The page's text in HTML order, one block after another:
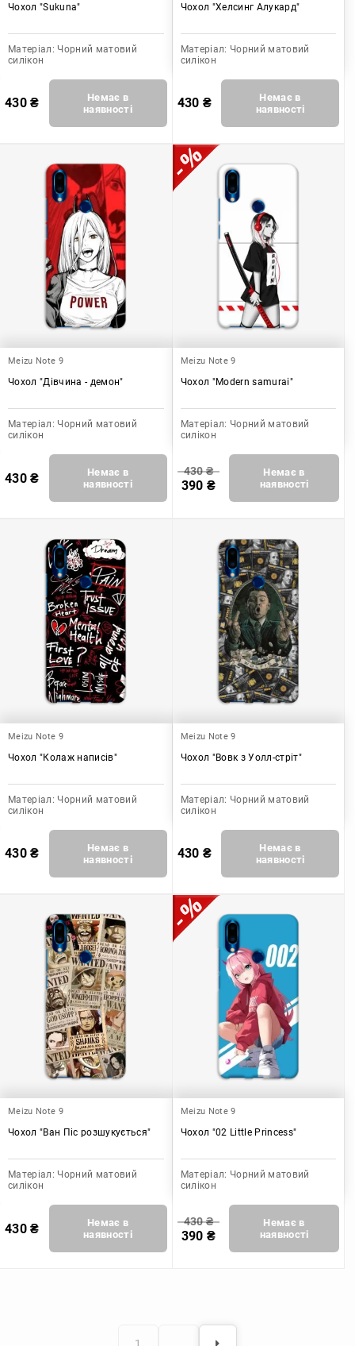
Чохол "Sukuna"
Матеріал: Чорний матовий
силікон
430₴
Немає в
наявності
Чохол "Хелсинг Алукард"
Матеріал: Чорний матовий
силікон
430 ₴
Немає в
наявності
Meizu Note 9
Чохол "Дівчина - демон"
Матеріал: Чорний матовий
силікон
430₴
Немає в
наявності
Meizu Note 9
Чохол "Modern samurai"
Матеріал: Чорний матовий
силікон
430₴
390 ₴
Немає в
наявності
Meizu Note 9
Чохол "Колаж написів"
Матеріал: Чорний матовий
силікон
430₴
Немає в
наявності
Meizu Note 9
Чохол "Вовк з Уолл-стріт"
Матеріал: Чорний матовий
силікон
430 ₴
Немає в
наявності
Meizu Note 9
Чохол "Ван Піс розшукується"
Матеріал: Чорний матовий
силікон
430₴
Немає в
наявності
Meizu Note 9
Чохол "02 Little Princess"
Матеріал: Чорний матовий
силікон
430₴
390 ₴
Немає в
наявності